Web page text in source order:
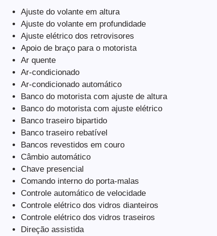
Ajuste do volante em altura
Ajuste do volante em profundidade
Ajuste elétrico dos retrovisores
Apoio de braço para o motorista
Ar quente
Ar-condicionado
Ar-condicionado automático
Banco do motorista com ajuste de altura
Banco do motorista com ajuste elétrico
Banco traseiro bipartido
Banco traseiro rebatível
Bancos revestidos em couro
Câmbio automático
Chave presencial
Comando interno do porta-malas
Controle automático de velocidade
Controle elétrico dos vidros dianteiros
Controle elétrico dos vidros traseiros
Direção assistida